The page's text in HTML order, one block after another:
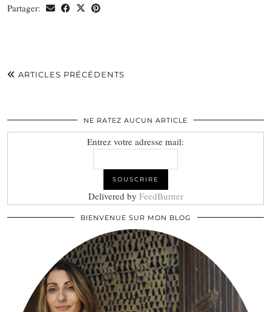
Partager:
ARTICLES PRÉCÉDENTS
NE RATEZ AUCUN ARTICLE
Entrez votre adresse mail:
Delivered by FeedBurner
BIENVENUE SUR MON BLOG